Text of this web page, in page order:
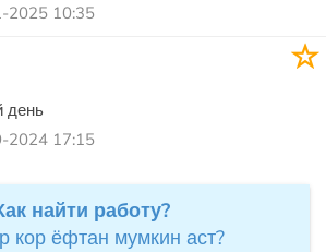
2025 10:35
день
2024 17:15
найти работу?
кор ёфтан мумкин аст?